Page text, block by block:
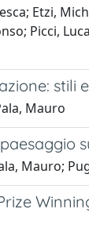
Etzi,
Picci,
stili
Mauro
Mauro;